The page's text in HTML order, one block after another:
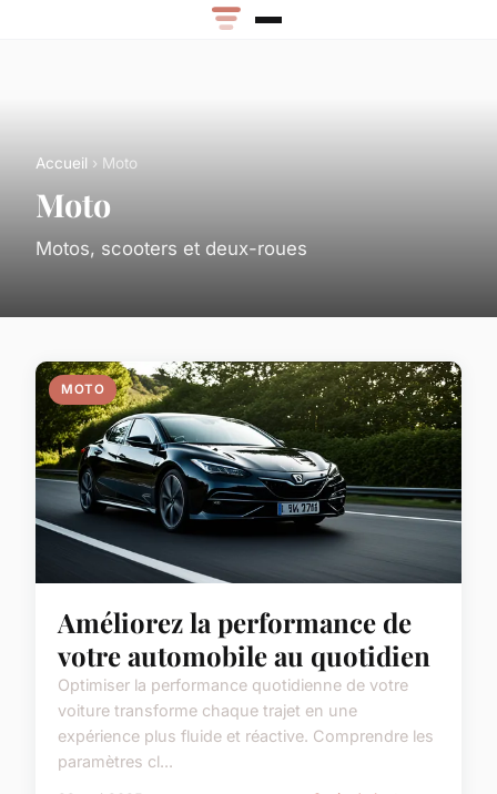
Accueil › Moto
Moto
Motos, scooters et deux-roues
MOTO
Améliorez la performance de
votre automobile au quotidien
Optimiser la performance quotidienne de votre
voiture transforme chaque trajet en une
expérience plus fluide et réactive. Comprendre les
paramètres cl...